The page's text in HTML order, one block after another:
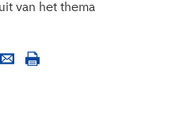
van het thema